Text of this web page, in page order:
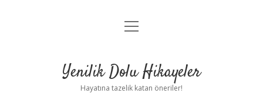
Anasayfa
Yasal Uyarı
menüyü
Yenilik Dolu Hikayeler
Hayatına tazelik katan öneriler!